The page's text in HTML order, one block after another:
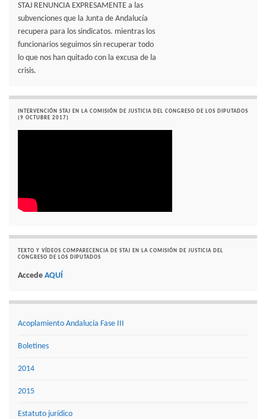
STAJ RENUNCIA EXPRESAMENTE a las
subvenciones que la Junta de Andalucía
recupera para los sindicatos. mientras los
funcionarios seguimos sin recuperar todo
lo que nos han quitado con la excusa de la
crisis.
INTERVENCIÓN STAJ EN LA COMISIÓN DE JUSTICIA DEL CONGRESO DE LOS DIPUTADOS
(9 OCTUBRE 2017)
TEXTO Y VÍDEOS COMPARECENCIA DE STAJ EN LA COMISIÓN DE JUSTICIA DEL
CONGRESO DE LOS DIPUTADOS
Accede AQUÍ
Acoplamiento Andalucía Fase III
Boletines
2014
2015
Estatuto jurídico